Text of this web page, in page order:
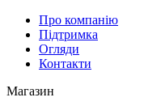
Про компанію
Підтримка
Огляди
Контакти
Магазин